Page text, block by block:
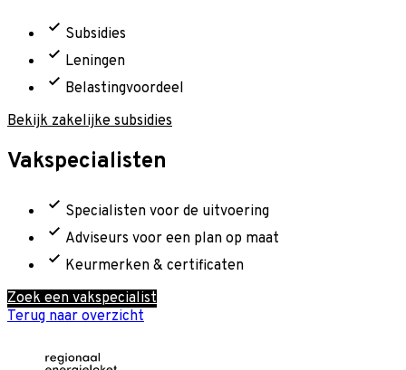
Subsidies
Leningen
Belastingvoordeel
Bekijk zakelijke subsidies
Vakspecialisten
Specialisten voor de uitvoering
Adviseurs voor een plan op maat
Keurmerken & certificaten
Zoek een vakspecialist
Terug naar overzicht